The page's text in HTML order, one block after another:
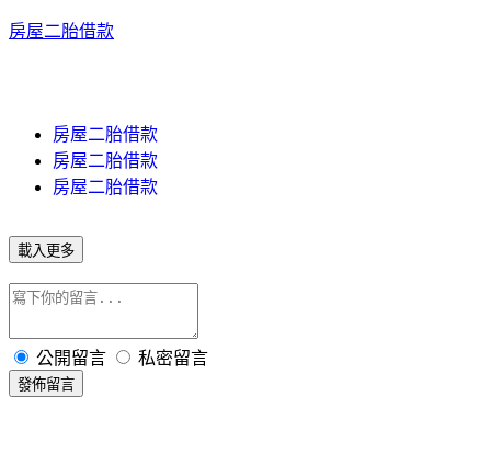
房屋二胎借款
房屋二胎借款
房屋二胎借款
房屋二胎借款
載入更多
公開留言 私密留言
發佈留言